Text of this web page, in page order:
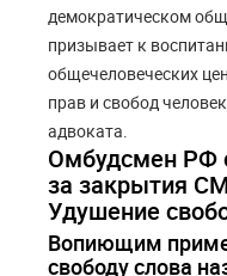
демократическом
призывает к
общечеловеческих
прав и свобод
адвоката.
Омбудсмен РФ
за закрытия
Удушение
Вопиющим
свободу слова